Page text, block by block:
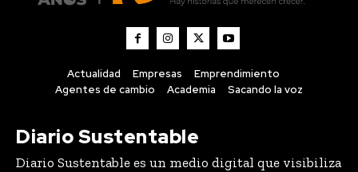
Actualidad Empresas
Emprendimiento
Agentes de cambio
Academia Sacando la voz
Diario Sustentable
Diario Sustentable es un medio digital que visibiliza